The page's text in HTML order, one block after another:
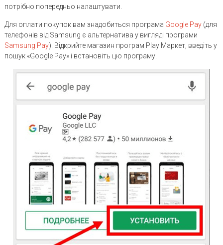
потрібно попередньо налаштувати.
Для оплати покупок вам знадобиться програма Google Pay(для
телефонів від Samsung є альтернатива у вигляді програми
Samsung Pay). Відкрийте магазин програм Play Маркет, введіть у
пошук «Google Pay» і встановіть цю програму.